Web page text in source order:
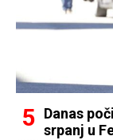
Danas
srpanj u